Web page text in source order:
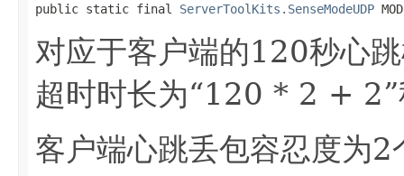
public static final ServerToolKits.SenseModeUDP
对应于客户端的120秒心
超时时长为“120 * 2 + 2”
客户端心跳丢包容忍度为2